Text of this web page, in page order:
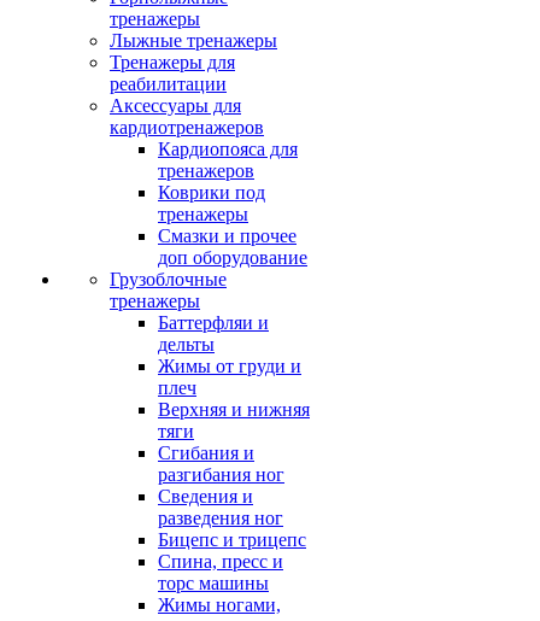
тренажеры
Лыжные тренажеры
Тренажеры для
реабилитации
Аксессуары для
кардиотренажеров
Кардиопояса для
тренажеров
Коврики под
тренажеры
Смазки и прочее
доп оборудование
Грузоблочные
тренажеры
Баттерфляи и
дельты
Жимы от груди и
плеч
Верхняя и нижняя
тяги
Сгибания и
разгибания ног
Сведения и
разведения ног
Бицепс и трицепс
Спина, пресс и
торс машины
Жимы ногами,